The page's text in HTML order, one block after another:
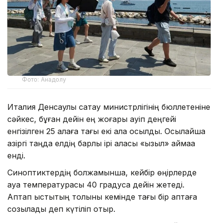
Фото: Анадолу
Италия Денсаулық сақтау министрлігінің бюллетеніне
сәйкес, бұған дейін ең жоғары қауіп деңгейі
енгізілген 25 қалаға тағы екі қала қосылды. Осылайша
қазіргі таңда елдің барлық ірі қаласы «қызыл» аймаққа
енді.
Синоптиктердің болжамынша, кейбір өңірлерде
ауа температурасы 40 градусқа дейін жетеді.
Аптап ыстықтың толқыны кемінде тағы бір аптаға
созылады деп күтіліп отыр.